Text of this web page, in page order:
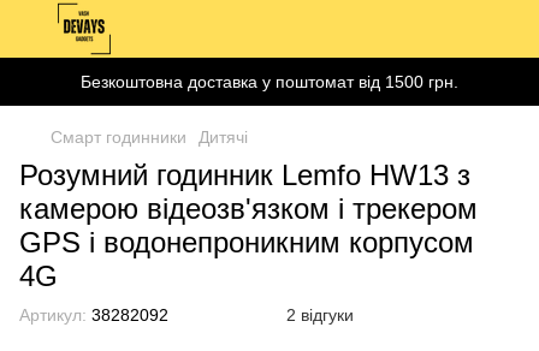
Безкоштовна доставка у поштомат від 1500 грн.
Смарт годинники Дитячі
Розумний годинник Lemfo HW13 з
камерою відеозв'язком і трекером
GPS і водонепроникним корпусом
4G
Артикул: 38282092 2 відгуки